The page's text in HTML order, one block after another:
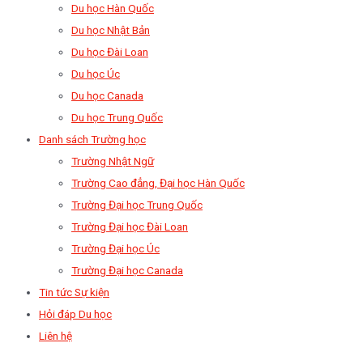
Du học Hàn Quốc
Du học Nhật Bản
Du học Đài Loan
Du học Úc
Du học Canada
Du học Trung Quốc
Danh sách Trường học
Trường Nhật Ngữ
Trường Cao đẳng, Đại học Hàn Quốc
Trường Đại học Trung Quốc
Trường Đại học Đài Loan
Trường Đại học Úc
Trường Đại học Canada
Tin tức Sự kiện
Hỏi đáp Du học
Liên hệ